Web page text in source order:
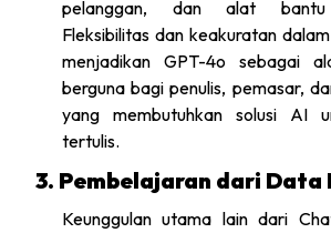
pelanggan, dan alat bantu
Fleksibilitas dan keakuratan
menjadikan GPT-4o sebagai
berguna bagi penulis, pemasar,
yang membutuhkan solusi AI
tertulis.
3. Pembelajaran dari Data
Keunggulan utama lain dari